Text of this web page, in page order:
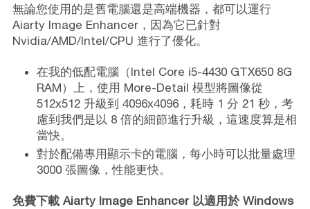
無論您使用的是舊電腦還是高端機器，都可以運行
Aiarty Image Enhancer，因為它已針對
Nvidia/AMD/Intel/CPU 進行了優化。
在我的低配電腦（Intel Core i5-4430 GTX650 8G
RAM）上，使用 More-Detail 模型將圖像從
512x512 升級到 4096x4096，耗時 1 分 21 秒，考
慮到我們是以 8 倍的細節進行升級，這速度算是相
當快。
對於配備專用顯示卡的電腦，每小時可以批量處理
3000 張圖像，性能更快。
免費下載 Aiarty Image Enhancer 以適用於 Windows